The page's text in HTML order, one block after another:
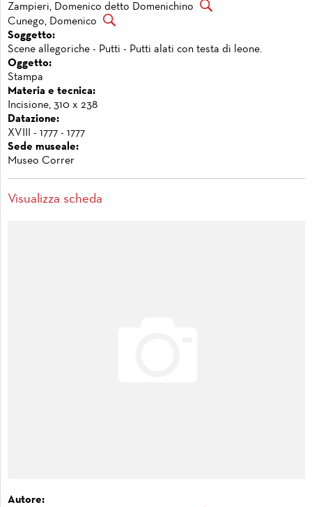
Zampieri, Domenico detto Domenichino
Cunego, Domenico
Soggetto:
Scene allegoriche - Putti - Putti alati con testa di leone.
Oggetto:
Stampa
Materia e tecnica:
Incisione, 310 x 238
Datazione:
XVIII - 1777 - 1777
Sede museale:
Museo Correr
Visualizza scheda
Autore: